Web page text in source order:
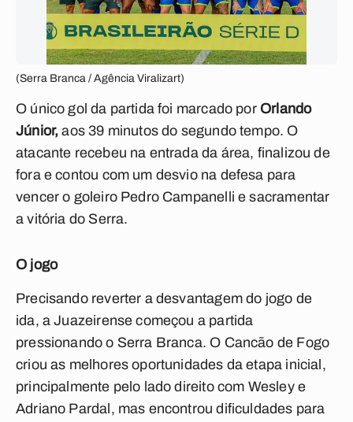
(Serra Branca / Agência Viralizart)
O único gol da partida foi marcado por Orlando
Júnior, aos 39 minutos do segundo tempo. O
atacante recebeu na entrada da área, finalizou de
fora e contou com um desvio na defesa para
vencer o goleiro Pedro Campanelli e sacramentar
a vitória do Serra.
O jogo
Precisando reverter a desvantagem do jogo de
ida, a Juazeirense começou a partida
pressionando o Serra Branca. O Cancão de Fogo
criou as melhores oportunidades da etapa inicial,
principalmente pelo lado direito com Wesley e
Adriano Pardal, mas encontrou dificuldades para